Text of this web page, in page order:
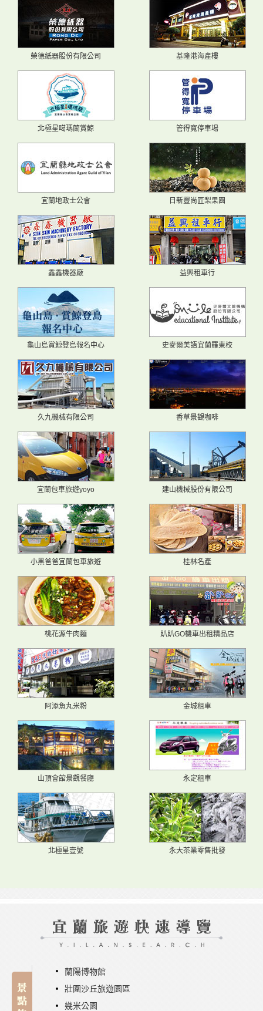
榮德紙器股份有限公司 基隆港海產樓
北極星噶瑪蘭賞鯨 管得寬停車場
宜蘭地政士公會 日新豐尚匠梨果園
鑫鑫機器廠 益興租車行
龜山島賞鯨登島報名中心 史麥爾美語宜蘭羅東校
久九機械有限公司 香草景觀咖啡
宜蘭包車旅遊yoyo 建山機械股份有限公司
小黑爸爸宜蘭包車旅遊 桂林名產
桃花源牛肉麵 趴趴GO機車出租精品店
阿添魚丸米粉 金城租車
山頂會館景觀餐廳 永定租車
北極星壹號 永大茶業零售批發
蘭陽博物館
壯圍沙丘旅遊園區
幾米公園